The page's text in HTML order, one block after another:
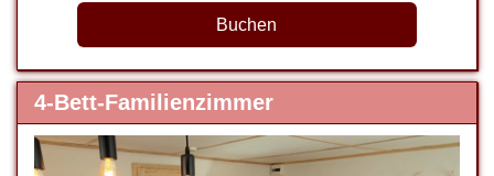
4-Bett-Familienzimmer
Previous
Next